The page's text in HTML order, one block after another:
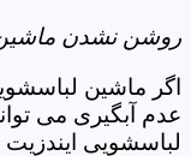
روشن نشدن ماشین
اگر ماشین
عدم آبگیری می
لباسشویی